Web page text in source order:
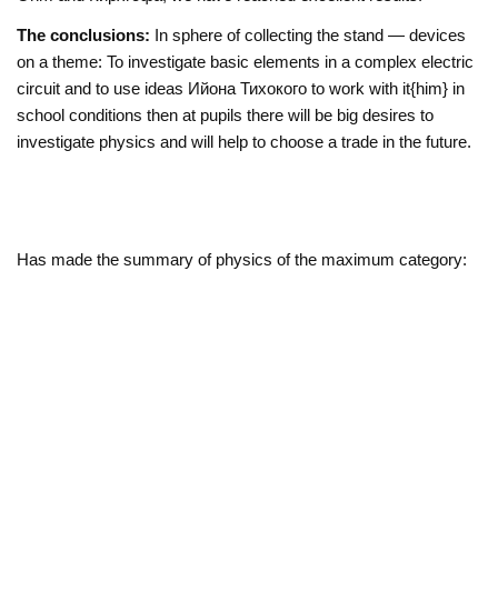
The conclusions: In sphere of collecting the stand — devices
on a theme: To investigate basic elements in a complex electric
circuit and to use ideas Ийона Тихокого to work with it{him} in
school conditions then at pupils there will be big desires to
investigate physics and will help to choose a trade in the future.
Has made the summary of physics of the maximum category: